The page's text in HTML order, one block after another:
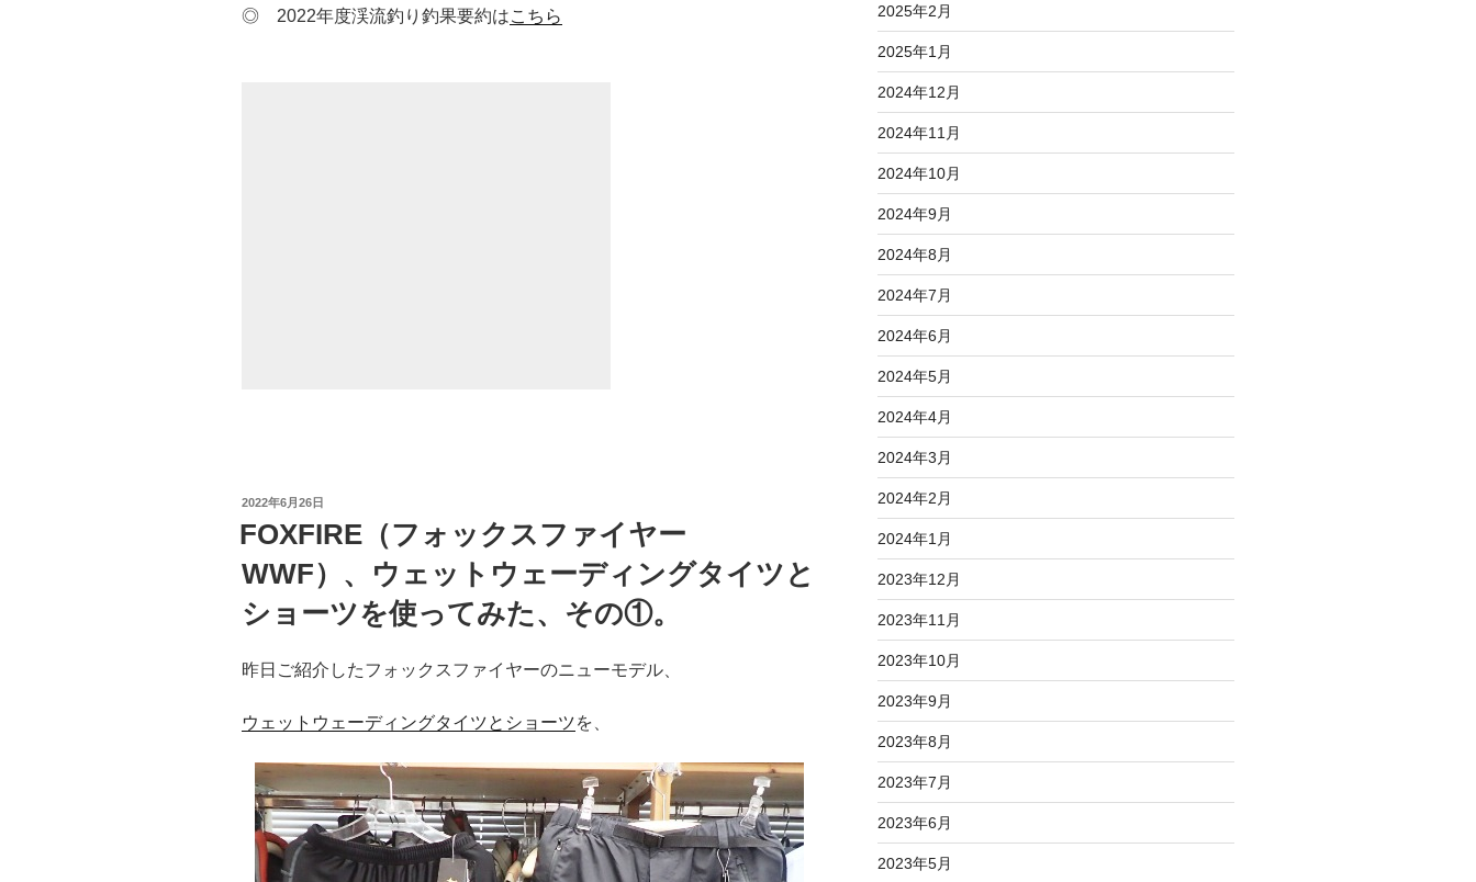
◎ 2022年度渓流釣り釣果要約はこちら
投
日:
2022年6月26日
FOXFIRE（フォックスファイヤー
WWF）、ウェットウェーディングタイツと
ショーツを使ってみた、その①。
昨日ご紹介したフォックスファイヤーのニューモデル、
ウェットウェーディングタイツとショーツを、
2025年2月
2025年1月
2024年12月
2024年11月
2024年10月
2024年9月
2024年8月
2024年7月
2024年6月
2024年5月
2024年4月
2024年3月
2024年2月
2024年1月
2023年12月
2023年11月
2023年10月
2023年9月
2023年8月
2023年7月
2023年6月
2023年5月